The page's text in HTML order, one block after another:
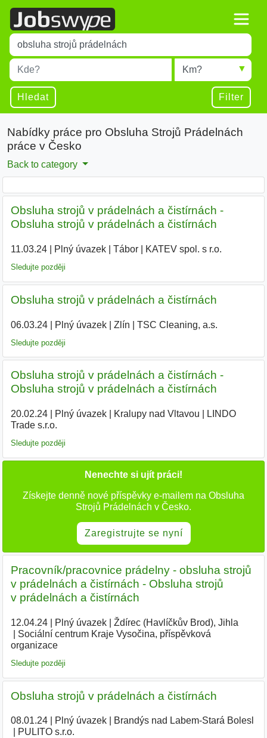
Title
Type 1 or more characters for results.
Místo
Type 1 or more characters for results.
Radius
Hledat Filter
Nabídky práce pro Obsluha Strojů Prádelnách
práce v Česko
Back to category
Obsluha strojů v prádelnách a čistírnách -
Obsluha strojů v prádelnách a čistírnách
11.03.24| Plný úvazek| Tábor| KATEV spol. s r.o.
Sledujte později
Obsluha strojů v prádelnách a čistírnách
06.03.24| Plný úvazek| Zlín TSC Cleaning, a.s.
Sledujte později
Obsluha strojů v prádelnách a čistírnách -
Obsluha strojů v prádelnách a čistírnách
20.02.24| Plný úvazek| Kralupy nad Vltavou
LINDO
Trade s.r.o.
Sledujte později
Nenechte si ujít práci!
Získejte denně nové příspěvky e-mailem na Obsluha
Strojů Prádelnách v Česko.
Zaregistrujte se nyní
Pracovník/pracovnice prádelny - obsluha strojů
v prádelnách a čistírnách - Obsluha strojů
v prádelnách a čistírnách
12.04.24| Plný úvazek| Ždírec (Havlíčkův Brod), Jihla
Sociální centrum Kraje Vysočina, příspěvková
organizace|
Sledujte později
Obsluha strojů v prádelnách a čistírnách
08.01.24| Plný úvazek| Brandýs nad Labem-Stará Bolesl
PULITO s.r.o.